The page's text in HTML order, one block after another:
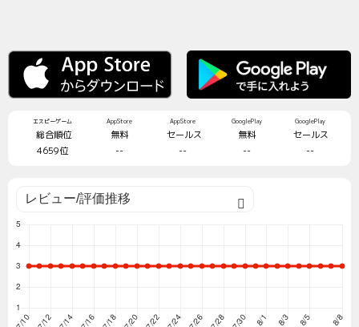
エスピーゲーム
総合順位
4659位
AppStore
無料
--
AppStore
セールス
--
GooglePlay
無料
--
GooglePlay
セールス
--